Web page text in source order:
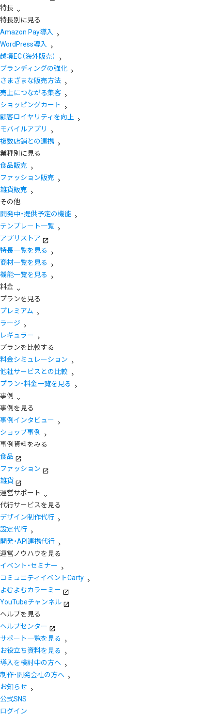
特長
特長別に見る
Amazon Pay導入
WordPress導入
越境EC（海外販売）
ブランディングの強化
さまざまな販売方法
売上につながる集客
ショッピングカート
顧客ロイヤリティを向上
モバイルアプリ
複数店舗との連携
業種別に見る
食品販売
ファッション販売
雑貨販売
その他
開発中・提供予定の機能
テンプレート一覧
アプリストア
特長一覧を見る
商材一覧を見る
機能一覧を見る
料金
プランを見る
プレミアム
ラージ
レギュラー
プランを比較する
料金シミュレーション
他社サービスとの比較
プラン・料金一覧を見る
事例
事例を見る
事例インタビュー
ショップ事例
事例資料をみる
食品
ファッション
雑貨
運営サポート
代行サービスを見る
デザイン制作代行
設定代行
開発・API連携代行
運営ノウハウを見る
イベント・セミナー
コミュニティイベントCarty
よむよむカラーミー
YouTubeチャンネル
ヘルプを見る
ヘルプセンター
サポート一覧を見る
お役立ち資料を見る
導入を検討中の方へ
制作・開発会社の方へ
お知らせ
公式SNS
ログイン